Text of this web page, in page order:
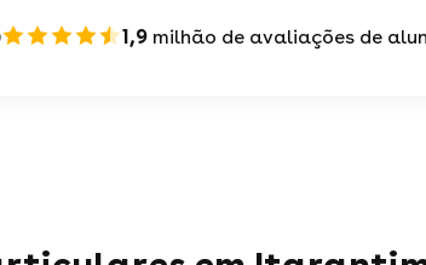
1,9 milhão de avaliações de